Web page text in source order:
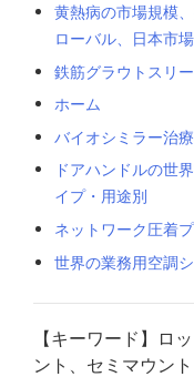
黄熱病の市場規模
ローバル、日本市
鉄筋グラウトスリ
ホーム
バイオシミラー治
ドアハンドルの世
イプ・用途別
ネットワーク圧着
世界の業務用空調
【キーワード】ロ
ント、セミマウン